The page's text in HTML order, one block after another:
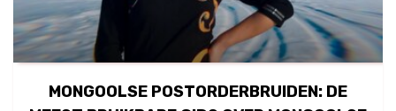
MONGOOLSE POSTORDERBRUIDEN: DE